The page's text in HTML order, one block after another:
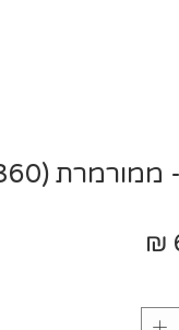
(#3360)